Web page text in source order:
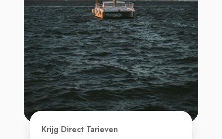
Krijg Direct Tarieven